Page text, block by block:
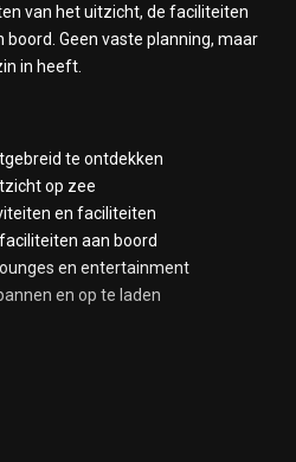
van het uitzicht, de faciliteiten
Geen vaste planning, maar
in heeft.
te ontdekken
op zee
en faciliteiten
aan boord
en entertainment
en op te laden